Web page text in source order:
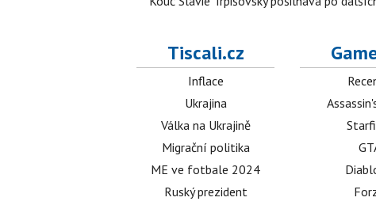
Tiscali.cz
Inflace
Ukrajina
Válka na Ukrajině
Migrační politika
ME ve fotbale 2024
Ruský prezident